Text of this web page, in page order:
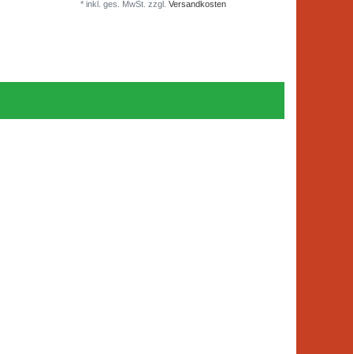
*inkl. ges. MwSt. zzgl.Versandkosten